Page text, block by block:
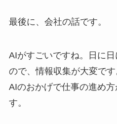
最後に、会社の話です。
AIがすごいですね。日に
ので、情報収集が大変です
AIのおかげで仕事の進め
す。